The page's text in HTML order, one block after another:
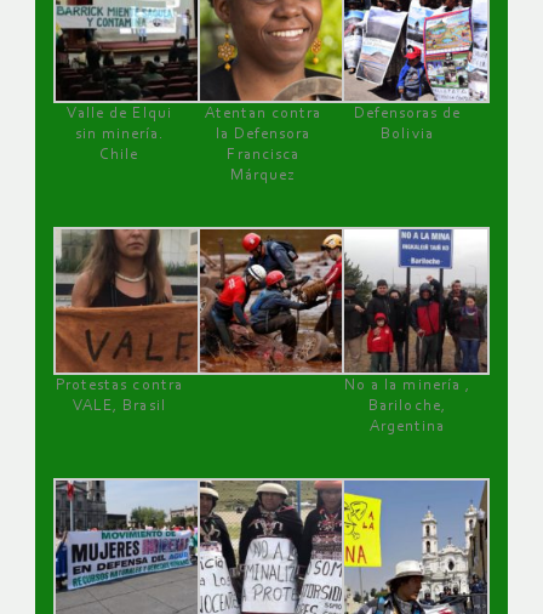
Valle de Elqui
sin minería.
Chile
Atentan contra
la Defensora
Francisca
Márquez
Defensoras de
Bolivia
Protestas contra
VALE, Brasil
No a la minería ,
Bariloche,
Argentina